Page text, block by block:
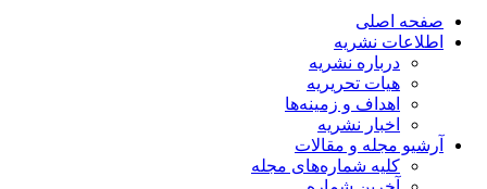
صفحه اصلی
اطلاعات نشریه
درباره نشریه
هیات تحریریه
اهداف و زمینه‌ها
اخبار نشریه
آرشیو مجله و مقالات
کلیه شماره‌های مجله